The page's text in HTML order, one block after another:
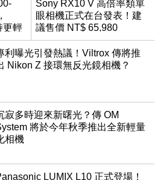
更輕
Sony RX10 V 高倍率類單
眼相機正式在台發表！建
議售價 NT$ 65,980
利曝光引發熱議！Viltrox 傳將推
Nikon Z 接環無反光鏡相機？
寂多時迎來新曙光？傳 OM
將於今年秋季推出全新輕量
相機
LUMIX L10 正式登場！